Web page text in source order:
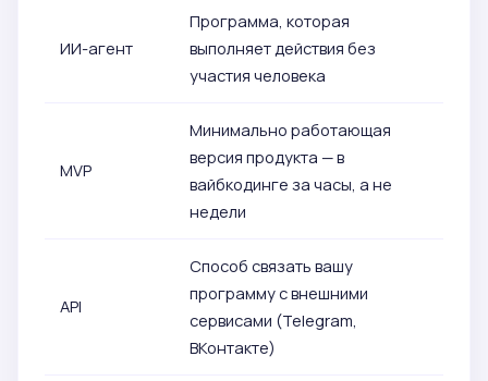
ИИ-агент
Программа, которая
выполняет действия без
участия человека
MVP
Минимально работающая
версия продукта — в
вайбкодинге за часы, а не
недели
API
Способ связать вашу
программу с внешними
сервисами (Telegram,
ВКонтакте)